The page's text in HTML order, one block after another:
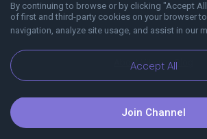
By continuing to browse or by clicking "Accept
of first and third-party cookies on your browser
navigation, analyze site usage, and assist in our
Accept All
About Viber Blog
Join Channel